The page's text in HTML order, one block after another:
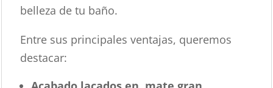
belleza de tu baño.
Entre sus principales ventajas, queremos
destacar: